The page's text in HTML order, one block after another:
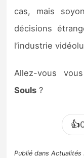
cas, mais
décisions
l’industrie
Allez-vous
Souls ?
👍
Publié dansActualités